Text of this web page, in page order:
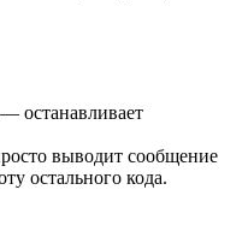
— останавливает
выводит сообщение
остального кода.